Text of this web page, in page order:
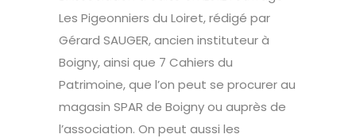
Les Pigeonniers du Loiret, rédigé par
Gérard SAUGER, ancien instituteur à
Boigny, ainsi que 7 Cahiers du
Patrimoine, que l’on peut se procurer au
magasin SPAR de Boigny ou auprès de
l’association. On peut aussi les